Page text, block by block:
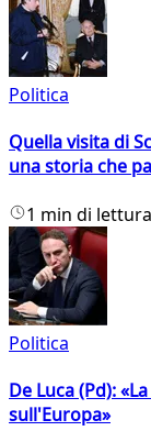
Politica
Quella visita di
una storia che
1 min di lettura
Politica
De Luca (Pd):
sull'Europa»